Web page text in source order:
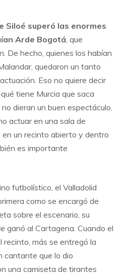
Siloé superó las enormes
Arde Bogotá, que
De hecho, quienes los habían
quedaron un tanto
Eso no quiere decir
tiene Murcia que saca
dieran un buen espectáculo.
actuar en una sala de
un recinto abierto y dentro
es importante
futbolístico, el Valladolid
como se encargó de
sobre el escenario, su
ganó al Cartagena. Cuando el
recinto, más se entregó la
cantante que lo dio
una camiseta de tirantes